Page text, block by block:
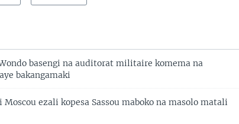
basengi na auditorat militaire komema na
bakangamaki
ezali kopesa Sassou maboko na masolo matali